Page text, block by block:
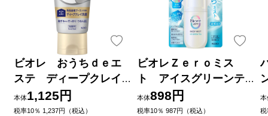
ビオレ おうちｄｅエ
ステ ディープクレイ
洗顔 １８０ｇ 花王
本体1,125円
税率10％ 1,237円（税込）
ビオレＺｅｒｏミス
ト アイスグリーンテ
ィーの香り ６０ｍＬ 花
王
本体898円
税率10％ 987円（税込）
本
税